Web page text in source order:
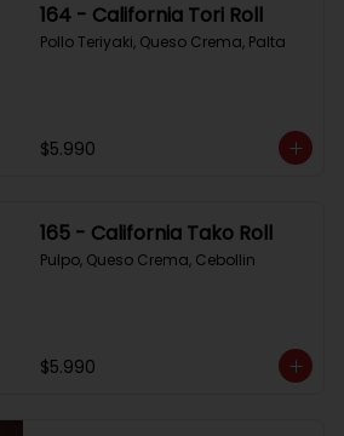
164 - California Tori Roll
Pollo Teriyaki, Queso Crema, Palta
$5.990
165 - California Tako Roll
Pulpo, Queso Crema, Cebollin
$5.990